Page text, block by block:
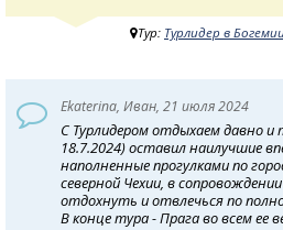
Тур: Турлидер в
Ekaterina, Иван, 21 июля 2024
С Турлидером отдыхаем давно и
18.7.2024) оставил наилучшие
наполненные прогулками по
северной Чехии, в
отдохнуть и отвлечься по
В конце тура - Прага во всем ее